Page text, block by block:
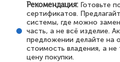
Рекомендация: Готовьте
сертификатов.
системы, где можно
часть, а не всё изделие.
предложении делайте на
стоимость владения, а не
цену покупки.